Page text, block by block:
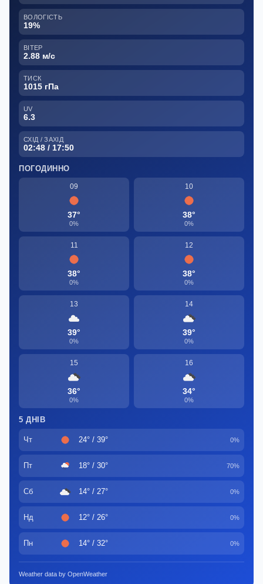
ВОЛОГІСТЬ
19%
ВІТЕР
2.88 м/с
ТИСК
1015 гПа
UV
6.3
СХІД / ЗАХІД
02:48 / 17:50
ПОГОДИННО
09
37°
0%
10
38°
0%
11
38°
0%
12
38°
0%
13
39°
0%
14
39°
0%
15
36°
0%
16
34°
0%
5 ДНІВ
Чт 24° / 39° 0%
Пт 18° / 30° 70%
Сб 14° / 27° 0%
Нд 12° / 26° 0%
Пн 14° / 32° 0%
Weather data by OpenWeather